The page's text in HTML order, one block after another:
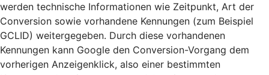
werden technische Informationen wie Zeitpunkt, Art der
Conversion sowie vorhandene Kennungen (zum Beispiel
GCLID) weitergegeben. Durch diese vorhandenen
Kennungen kann Google den Conversion-Vorgang dem
vorherigen Anzeigenklick, also einer bestimmten